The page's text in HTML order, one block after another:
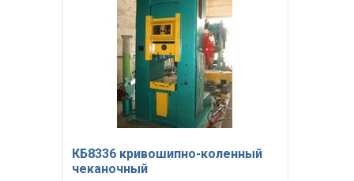
КБ8336 кривошипно-коленный
чеканочный